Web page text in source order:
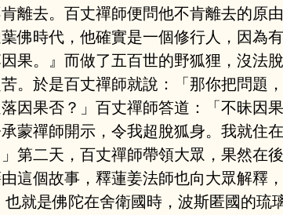
離去。百丈禪師便問他不肯離去的原
佛時代，他確實是一個修行人，因為
果。』而做了五百世的野狐狸，沒法
。於是百丈禪師就說：「那你把問題
因果否？」百丈禪師答道：「不昧因
蒙禪師開示，令我超脫狐身。我就住
第二天，百丈禪師帶領大眾，果然在
這個故事，釋蓮姜法師也向大眾解釋，
就是佛陀在舍衛國時，波斯匿國的琉